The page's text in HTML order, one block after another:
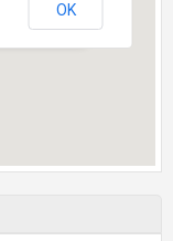
à L'institut
OK